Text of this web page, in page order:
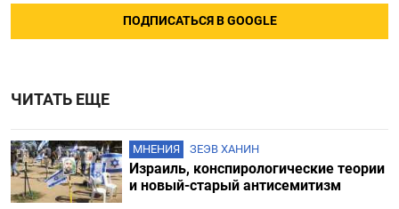
ПОДПИСАТЬСЯ В GOOGLE
ЧИТАТЬ ЕЩЕ
МНЕНИЯ ЗЕЭВ ХАНИН
Израиль, конспирологические теории
и новый-старый антисемитизм